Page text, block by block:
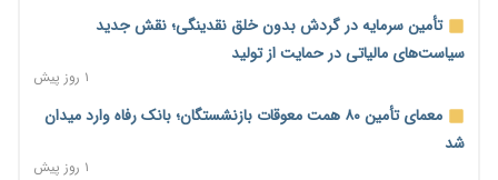
تأمین سرمایه در گردش بدون خلق نقدینگی؛ نقش جدید
سیاست‌های مالیاتی در حمایت از تولید
۱ روز پیش
معمای تأمین ۸۰ همت معوقات بازنشستگان؛ بانک رفاه وارد میدان
شد
۱ روز پیش